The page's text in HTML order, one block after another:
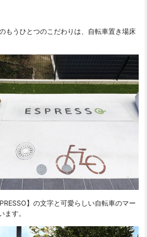
のもうひとつのこだわりは、自転車置き場床
】の文字と可愛らしい自転車のマー
ます。